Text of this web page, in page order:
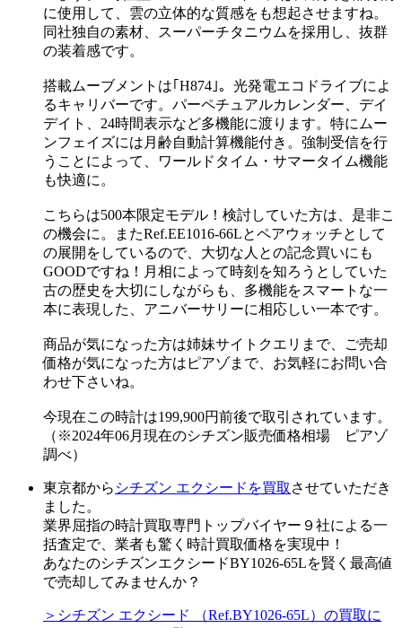
に使用して、雲の立体的な質感をも想起させますね。
同社独自の素材、スーパーチタニウムを採用し、抜群
の装着感です。
搭載ムーブメントは｢H874｣。光発電エコドライブによ
るキャリバーです。パーペチュアルカレンダー、デイ
デイト、24時間表示など多機能に渡ります。特にムー
ンフェイズには月齢自動計算機能付き。強制受信を行
うことによって、ワールドタイム・サマータイム機能
も快適に。
こちらは500本限定モデル！検討していた方は、是非こ
の機会に。またRef.EE1016-66Lとペアウォッチとして
の展開をしているので、大切な人との記念買いにも
GOODですね！月相によって時刻を知ろうとしていた
古の歴史を大切にしながらも、多機能をスマートな一
本に表現した、アニバーサリーに相応しい一本です。
商品が気になった方は姉妹サイトクエリまで、ご売却
価格が気になった方はピアゾまで、お気軽にお問い合
わせ下さいね。
今現在この時計は199,900円前後で取引されています。
（※2024年06月現在のシチズン販売価格相場 ピアゾ
調べ）
東京都から シチズン エクシードを買取 させていただき
ました。
業界屈指の時計買取専門トップバイヤー９社による一
括査定で、業者も驚く時計買取価格を実現中！
あなたのシチズンエクシードBY1026-65Lを賢く最高値
で売却してみませんか？
＞シチズン エクシード （Ref.BY1026-65L）の買取に